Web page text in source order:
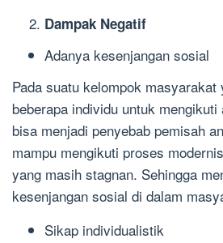
Dampak Negatif
Adanya kesenjangan sosial
Pada suatu kelompok masyarakat
beberapa individu untuk
bisa menjadi penyebab pemisah
mampu mengikuti proses
yang masih stagnan. Sehingga
kesenjangan sosial di dalam
Sikap individualistik